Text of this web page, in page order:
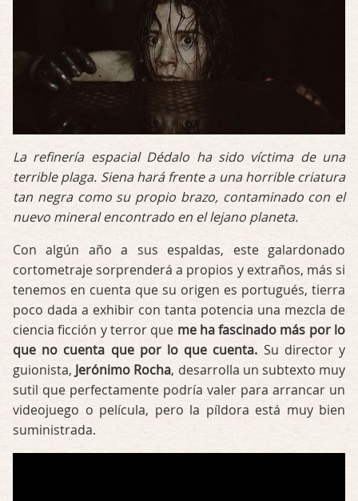
La refinería espacial Dédalo ha sido víctima de una
terrible plaga. Siena hará frente a una horrible criatura
tan negra como su propio brazo, contaminado con el
nuevo mineral encontrado en el lejano planeta.
Con algún año a sus espaldas, este galardonado
cortometraje sorprenderá a propios y extraños, más si
tenemos en cuenta que su origen es portugués, tierra
poco dada a exhibir con tanta potencia una mezcla de
ciencia ficción y terror que me ha fascinado más por lo
que no cuenta que por lo que cuenta. Su director y
guionista, Jerónimo Rocha, desarrolla un subtexto muy
sutil que perfectamente podría valer para arrancar un
videojuego o película, pero la píldora está muy bien
suministrada.